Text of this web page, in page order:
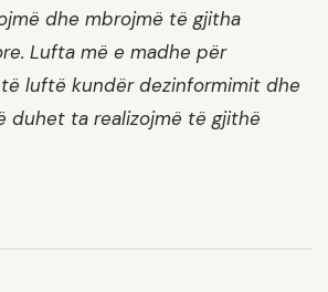
dhe mbrojmë të gjitha
Lufta më e madhe për
luftë kundër dezinformimit dhe
duhet ta realizojmë të gjithë